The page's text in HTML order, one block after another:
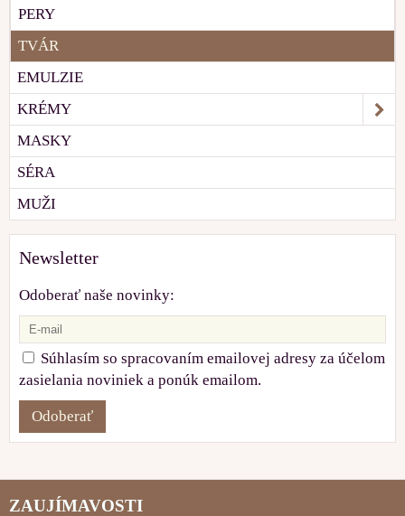
PERY
TVÁR
EMULZIE
KRÉMY
MASKY
SÉRA
MUŽI
Newsletter
Odoberať naše novinky:
Súhlasím so spracovaním emailovej adresy za účelom
zasielania noviniek a ponúk emailom.
Odoberať
ZAUJÍMAVOSTI